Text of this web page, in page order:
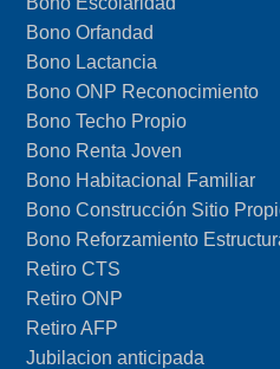
Bono Orfandad
Bono Lactancia
Bono ONP Reconocimiento
Bono Techo Propio
Bono Renta Joven
Bono Habitacional Familiar
Bono Construcción Sitio
Bono Reforzamiento
Retiro CTS
Retiro ONP
Retiro AFP
Jubilacion anticipada